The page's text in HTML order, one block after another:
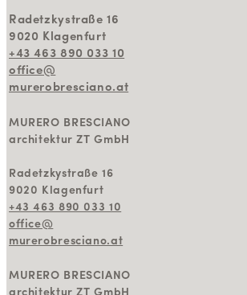
Radetzkystraße 16
9020 Klagenfurt
+43 463 890 033 10
office@
murerobresciano.at
MURERO BRESCIANO
architektur ZT GmbH
Radetzkystraße 16
9020 Klagenfurt
+43 463 890 033 10
office@
murerobresciano.at
MURERO BRESCIANO
architektur ZT GmbH